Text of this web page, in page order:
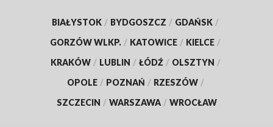
BIAŁYSTOK / BYDGOSZCZ / GDAŃSK /
GORZÓW WLKP. / KATOWICE / KIELCE /
KRAKÓW / LUBLIN / ŁÓDŹ / OLSZTYN /
OPOLE / POZNAŃ / RZESZÓW /
SZCZECIN / WARSZAWA / WROCŁAW